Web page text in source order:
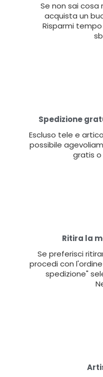
Se non sai
acquista un
Risparmi tempo
Spedizione
Escluso tele e
possibile
gratis
Ritira la
Se preferisci
procedi con
spedizione"